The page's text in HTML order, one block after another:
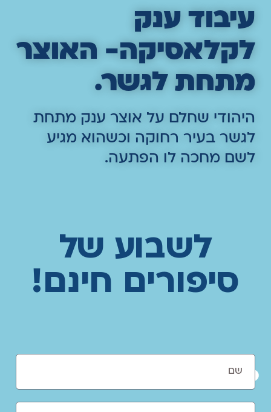
עיבוד ענק
לקלאסיקה- האוצר
מתחת לגשר.
היהודי שחלם על אוצר ענק מתחת
לגשר בעיר רחוקה וכשהוא מגיע
לשם מחכה לו הפתעה.
לשבוע של
סיפורים חינם!